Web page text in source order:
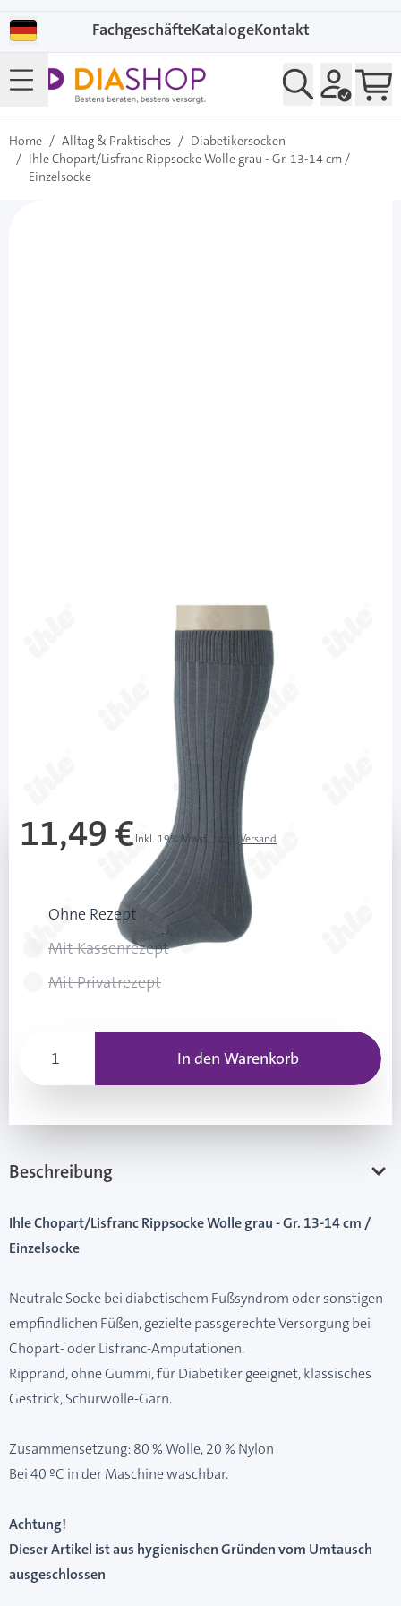
FachgeschäfteKatalogeKontakt
Home / Alltag & Praktisches / Diabetikersocken
/ Ihle Chopart/Lisfranc Rippsocke Wolle grau - Gr. 13-14 cm /
Einzelsocke
Ihle Chopart/Lisfranc Rippsocke Wolle
grau - Gr. 13-14 cm / Einzelsocke
Lieferzeit bis zu 3 Wochen
11,49 €Inkl. 19% Mwst. , zzgl. Versand
Rezeptart wählen
Ohne Rezept
Mit Kassenrezept
Mit Privatrezept
In den Warenkorb
Beschreibung
Ihle Chopart/Lisfranc Rippsocke Wolle grau - Gr. 13-14 cm /
Einzelsocke
Neutrale Socke bei diabetischem Fußsyndrom oder sonstigen
empfindlichen Füßen, gezielte passgerechte Versorgung bei
Chopart- oder Lisfranc-Amputationen.
Ripprand, ohne Gummi, für Diabetiker geeignet, klassisches
Gestrick, Schurwolle-Garn.
Zusammensetzung: 80 % Wolle, 20 % Nylon
Bei 40 ºC in der Maschine waschbar.
Achtung!
Dieser Artikel ist aus hygienischen Gründen vom Umtausch
ausgeschlossen